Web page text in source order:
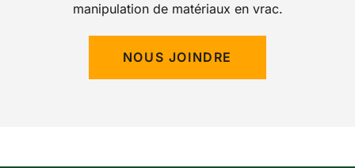
manipulation de matériaux en vrac.
NOUS JOINDRE